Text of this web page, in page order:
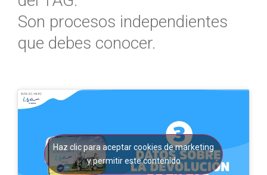
Son procesos independientes
que debes conocer.
Haz clic para aceptar cookies de marketing
y permitir este contenido